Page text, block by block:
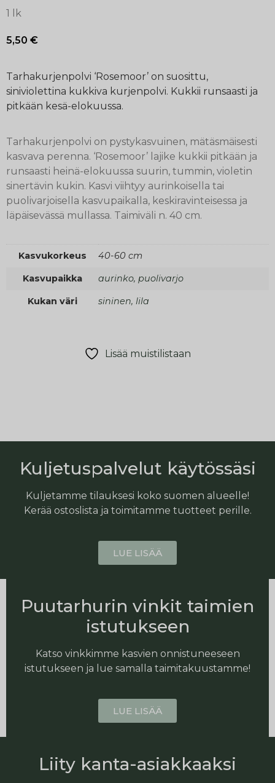
1 lk
5,50 €
Tarhakurjenpolvi ‘Rosemoor’ on suosittu,
siniviolettina kukkiva kurjenpolvi. Kukkii runsaasti ja
pitkään kesä-elokuussa.
Tarhakurjenpolvi on pystykasvuinen, mätäsmäisesti
kasvava perenna. ‘Rosemoor’ lajike kukkii pitkään ja
runsaasti heinä-elokuussa suurin, tummin, violetin
sinertävin kukin. Kasvi viihtyy aurinkoisella tai
puolivarjoisella kasvupaikalla, keskiravinteisessa ja
läpäisevässä mullassa. Taimiväli n. 40 cm.
Kasvukorkeus 40-60 cm
Kasvupaikka aurinko, puolivarjo
Kukan väri sininen, lila
Lisää muistilistaan
Kuljetuspalvelut käytössäsi
Kuljetamme tilauksesi koko suomen alueelle!
Kerää ostoslista ja toimitamme tuotteet perille.
LUE LISÄÄ
Puutarhurin vinkit taimien
istutukseen
Katso vinkkimme kasvien onnistuneeseen
istutukseen ja lue samalla taimitakuustamme!
LUE LISÄÄ
Liity kanta-asiakkaaksi